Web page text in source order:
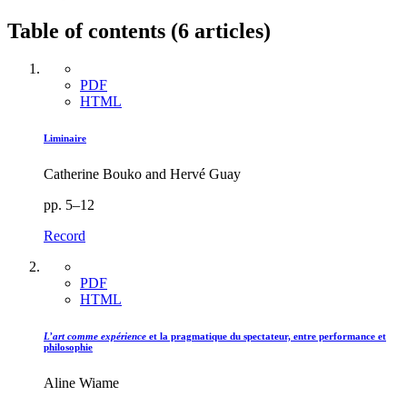
Table of contents (6 articles)
PDF
HTML
Liminaire
Catherine Bouko and Hervé Guay
pp. 5–12
Record
PDF
HTML
L’art comme expérience et la pragmatique du spectateur, entre performance et
philosophie
Aline Wiame